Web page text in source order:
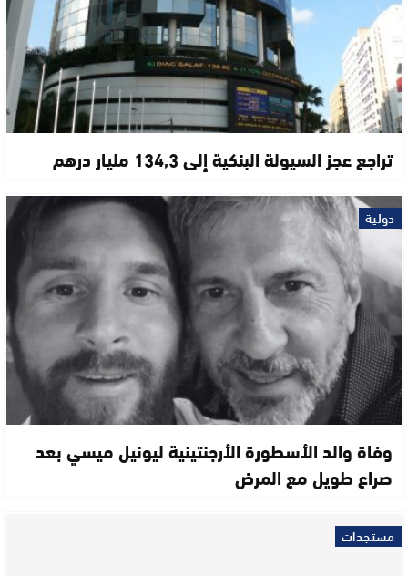
تراجع عجز السيولة البنكية إلى 134,3 مليار درهم
دولية
وفاة والد الأسطورة الأرجنتينية ليونيل ميسي بعد
صراع طويل مع المرض
مستجدات